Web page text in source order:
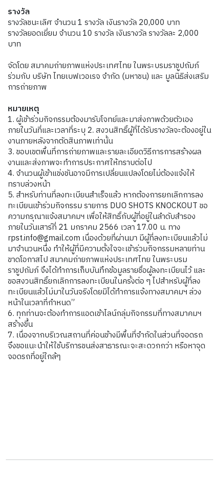
รางวัล
รางวัลชนะเลิศ จำนวน 1 รางวัล เงินรางวัล 20,000 บาท
รางวัลยอดเยี่ยม จำนวน 10 รางวัล เงินรางวัล รางวัลละ 2,000
บาท
จัดโดย สมาคมถ่ายภาพแห่งประเทศไทย ในพระบรมราชูปถัมภ์
ร่วมกับ บริษัท ไทยเบฟเวอเรจ จำกัด (มหาชน) และ มูลนิธิส่งเสริม
การถ่ายภาพ
หมายเหตุ
1. ผู้เข้าร่วมกิจกรรมต้องมารับโจทย์และมาส่งภาพด้วยตัวเอง
ภายในวันที่และเวลาที่ระบุ 2. สงวนสิทธิ์ผู้ที่ได้รับรางวัลจะต้องอยู่ใน
งานภายหลังจากตัดสินภาพเท่านั้น
3. ขอบเขตพื้นที่การถ่ายภาพและรายละเอียดวิธีการการสร้างผล
งานและส่งภาพจะทำการประกาศให้ทราบต่อไป
4. จำนวนผู้เข้าแข่งขันอาจมีการเปลี่ยนแปลงโดยไม่ต้องแจ้งให้
ทราบล่วงหน้า
5. สำหรับท่านที่ลงทะเบียนสำเร็จแล้ว หากต้องการยกเลิกการลง
ทะเบียนเข้าร่วมกิจกรรม รายการ DUO SHOTS KNOCKOUT ขอ
ความกรุณาแจ้งสมาคมฯ เพื่อให้สิทธิ์กับผู้ที่อยู่ในลำดับสำรอง
ภายในวันเสาร์ที่ 21 มกราคม 2566 เวลา 17.00 น. ทาง
rpst.info@gmail.com เนื่องด้วยที่ผ่านมา มีผู้ที่ลงทะเบียนแล้วไม่
มาจำนวนหนึ่ง ทำให้ผู้ที่มีความตั้งใจจะเข้าร่วมกิจกรรมหลายท่าน
ขาดโอกาสไป สมาคมถ่ายภาพแห่งประเทศไทย ในพระบรม
ราชูปถัมภ์ จึงได้ทำการเก็บบันทึกข้อมูลรายชื่อผู้ลงทะเบียนไว้ และ
ขอสงวนสิทธิ์ยกเลิกการลงทะเบียนในครั้งต่อ ๆ ไปสำหรับผู้ที่ลง
ทะเบียนแล้วไม่มาในวันจริงโดยมิได้ทำการแจ้งทางสมาคมฯ ล่วง
หน้าในเวลาที่กำหนด”
6. ทุกท่านจะต้องทำการแอดเข้าไลน์กลุ่มกิจกรรมที่ทางสมาคมฯ
สร้างขึ้น
7. เนื่องจากบริเวณสถานที่ค่อนข้างมีพื้นที่จำกัดในส่วนที่จอดรถ
จึงขอแนะนำให้ใช้บริการขนส่งสาธารณะจะสะดวกกว่า หรือหาจุด
จอดรถที่อยู่ใกล้ๆ